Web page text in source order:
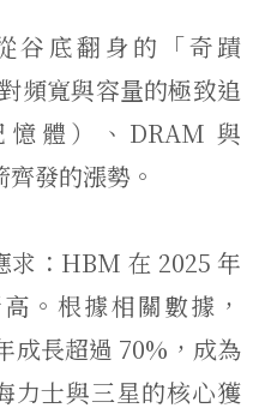
谷底翻身的「奇蹟
頻寬與容量的極致追
體）、 DRAM 與
發的漲勢。
：HBM 在 2025 年
。根據相關數據，
成長超過 70%，成為
力士與三星的核心獲